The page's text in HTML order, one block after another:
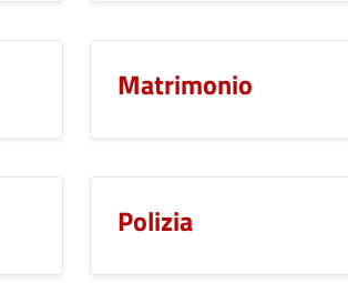
Matrimonio
Polizia